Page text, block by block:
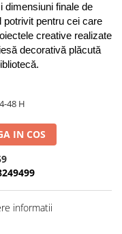
dimensiuni finale de
pentru cei care
creative realizate
decorativă plăcută
48 H
IN COS
informatii